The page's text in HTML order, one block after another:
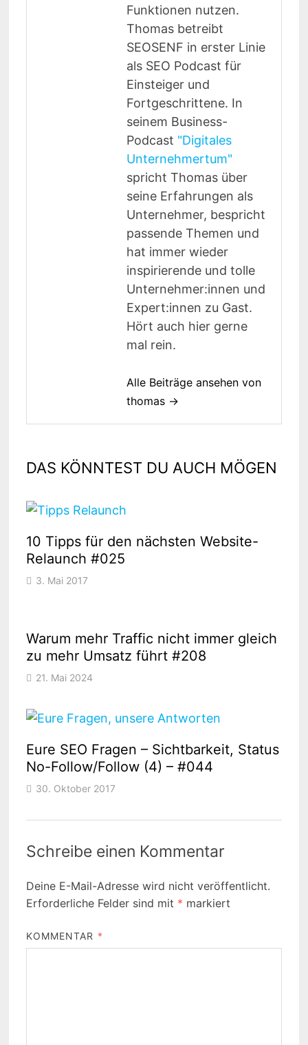
Funktionen nutzen.
Thomas betreibt
SEOSENF in erster Linie
als SEO Podcast für
Einsteiger und
Fortgeschrittene. In
seinem Business-
Podcast "Digitales
Unternehmertum"
spricht Thomas über
seine Erfahrungen als
Unternehmer, bespricht
passende Themen und
hat immer wieder
inspirierende und tolle
Unternehmer:innen und
Expert:innen zu Gast.
Hört auch hier gerne
mal rein.
Alle Beiträge ansehen von
thomas →
DAS KÖNNTEST DU AUCH MÖGEN
10 Tipps für den nächsten Website-
Relaunch #025
3. Mai 2017
Warum mehr Traffic nicht immer gleich
zu mehr Umsatz führt #208
21. Mai 2024
Eure SEO Fragen – Sichtbarkeit, Status
No-Follow/Follow (4) – #044
30. Oktober 2017
Schreibe einen Kommentar
Deine E-Mail-Adresse wird nicht veröffentlicht.
Erforderliche Felder sind mit * markiert
KOMMENTAR *